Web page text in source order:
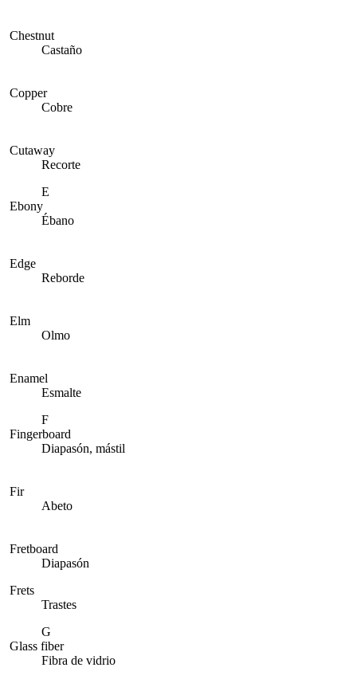
Chestnut
Castaño
Copper
Cobre
Cutaway
Recorte
E
Ebony
Ébano
Edge
Reborde
Elm
Olmo
Enamel
Esmalte
F
Fingerboard
Diapasón, mástil
Fir
Abeto
Fretboard
Diapasón
Frets
Trastes
G
Glass fiber
Fibra de vidrio